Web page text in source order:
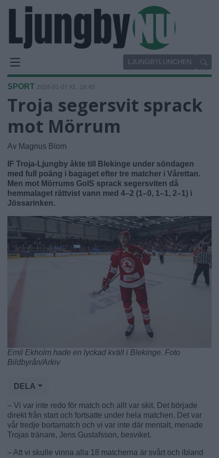
LJUNGBYLUNCHEN
SPORT 2024-01-07 KL. 18:40
Troja segersvit sprack
mot Mörrum
Av Magnus Blom
IF Troja-Ljungby åkte till Blekinge under söndagen
med full poäng i bagaget efter tre matcher i Vårettan.
Men mot Mörrums GoIS sprack segersviten då
hemmalaget rättvist vann med 4–2 (1–0, 1–1, 2–1) i
Jössarinken.
Emil Ekholm hade en lyckad kväll i Blekinge. Foto
Bildbyrån/Arkiv
DELA
– Vi var inte redo för match och allt var skit. Det började
direkt från start och fortsatte under hela matchen. Det var
vår tredje bortamatch och vi var inte där mentalt, menade
Trojas tränare, Jens Gustafsson, besviket.
– Att vi skulle vinna alla 18 matcherna är svårt och ibland